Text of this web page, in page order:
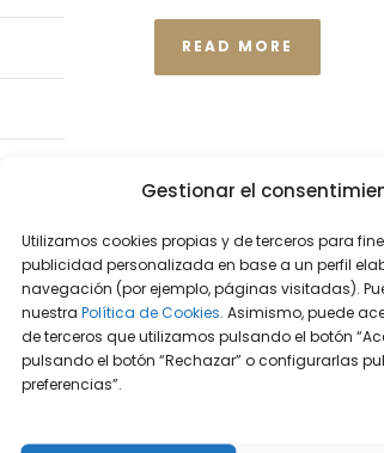
Gestionar el
Utilizamos cookies propias y de terceros para
publicidad personalizada en base a un perfil
navegación (por ejemplo, páginas visitadas).
nuestra Política de Cookies. Asimismo, puede
de terceros que utilizamos pulsando el botón
pulsando el botón “Rechazar” o configurarlas
preferencias”.
READ MORE